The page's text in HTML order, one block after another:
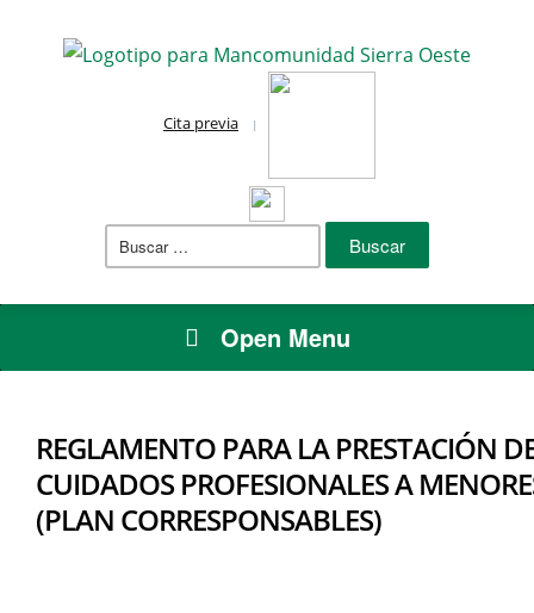
Cita previa
Buscar:
Open Menu
REGLAMENTO PARA LA PRESTACIÓN
CUIDADOS PROFESIONALES A
(PLAN CORRESPONSABLES)